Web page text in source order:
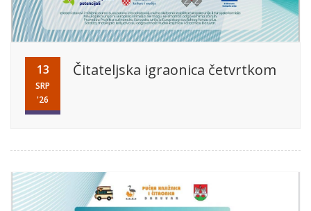
13
SRP
'26
Čitateljska igraonica četvrtkom